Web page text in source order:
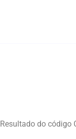
Resultado do código